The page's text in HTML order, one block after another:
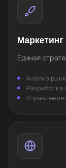
Единая
Анализ
Разработка
Управление